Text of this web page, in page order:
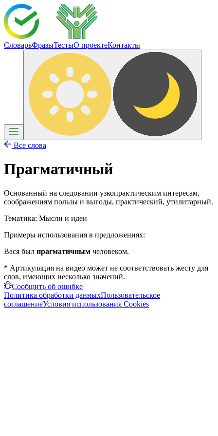
СловарьФразыТестыО проектеКонтакты
Все слова
Прагматичный
Основанный на следовании узкопрактическим интересам,
соображениям пользы и выгоды, практический, утилитарный.
Тематика: Мысли и идеи
Примеры использования в предложениях:
Вася был прагматичным человеком.
* Артикуляция на видео может не соответствовать жесту для
слов, имеющих несколько значений.
Сообщить об ошибке
Политика обработки данныхПользовательское
соглашениеУсловия использования Cookies